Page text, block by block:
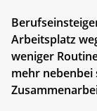
Arbeitsplatz
weniger
mehr